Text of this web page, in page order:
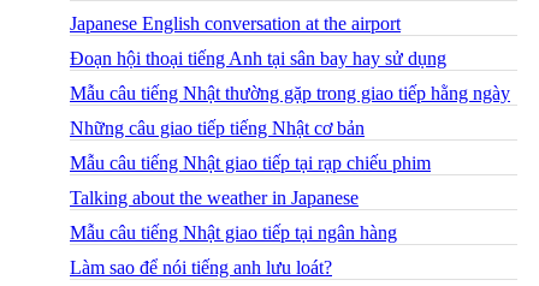
Japanese English conversation at the airport
Đoạn hội thoại tiếng Anh tại sân bay hay sử dụng
Mẫu câu tiếng Nhật thường gặp trong giao tiếp hằng ngày
Những câu giao tiếp tiếng Nhật cơ bản
Mẫu câu tiếng Nhật giao tiếp tại rạp chiếu phim
Talking about the weather in Japanese
Mẫu câu tiếng Nhật giao tiếp tại ngân hàng
Làm sao để nói tiếng anh lưu loát?